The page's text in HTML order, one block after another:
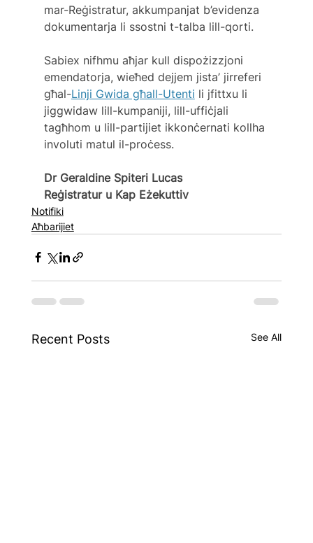
mar-Reġistratur, akkumpanjat b’evidenza
dokumentarja li ssostni t-talba lill-qorti.
Sabiex nifhmu aħjar kull dispożizzjoni
emendatorja, wieħed dejjem jista’ jirreferi
għal-Linji Gwida għall-Utenti li jfittxu li
jiggwidaw lill-kumpaniji, lill-uffiċjali
tagħhom u lill-partijiet ikkonċernati kollha
involuti matul il-proċess.
Dr Geraldine Spiteri Lucas
Reġistratur u Kap Eżekuttiv
Notifiki
Aħbarijiet
Recent Posts See All